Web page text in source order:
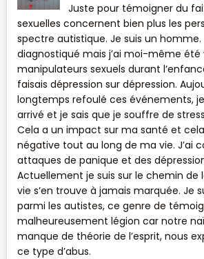
Juste pour témoigner du
sexuelles concernent bien plus les
spectre autistique. Je suis un homme.
diagnostiqué mais j’ai moi-même
manipulateurs sexuels durant
faisais dépression sur dépression.
longtemps refoulé ces événements,
arrivé et je sais que je souffre de
Cela a un impact sur ma santé et
négative tout au long de ma vie. J’ai
attaques de panique et des
Actuellement je suis sur le chemin de
vie s’en trouve à jamais marquée. Je
parmi les autistes, ce genre de
malheureusement légion car notre
manque de théorie de l’esprit, nous
ce type d’abus.